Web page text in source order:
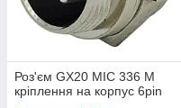
Роз'єм GX20 MIC 336 M
кріплення на корпус 6pin